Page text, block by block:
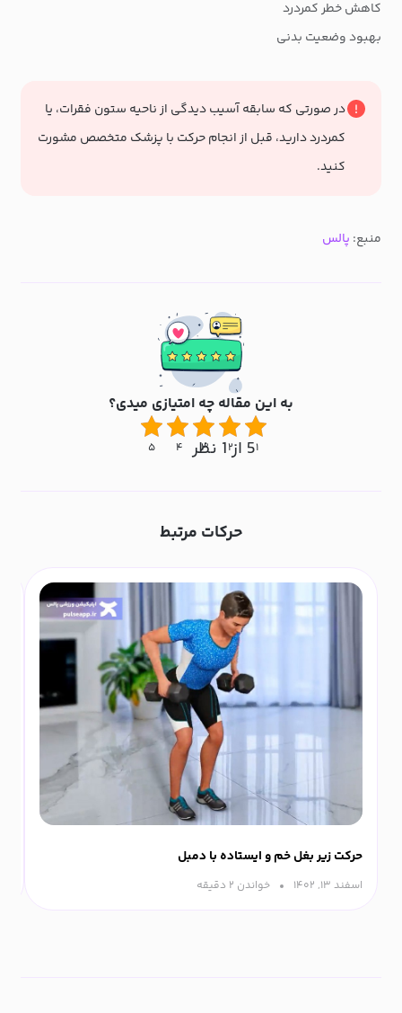
کاهش خطر کمردرد
بهبود وضعیت بدنی
در صورتی که سابقه آسیب دیدگی از ناحیه ستون فقرات، یا
کمردرد دارید، قبل از انجام حرکت با پزشک متخصص مشورت
کنید.
منبع: پالس
به این مقاله چه امتیازی میدی؟
5 از 1 نظر۱ ۲ ۳ ۴ ۵
حرکات مرتبط
حرکت زیر بغل خم و ایستاده با دمبل
اسفند ۱۳, ۱۴۰۲ خواندن ۲ دقیقه‌